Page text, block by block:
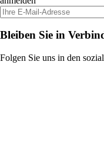
Bleiben Sie in
Folgen Sie uns in den